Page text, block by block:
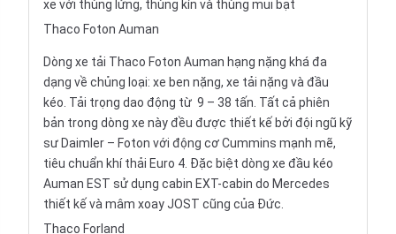
xe với thùng lửng, thùng kín và thùng mui bạt
Thaco Foton Auman
Dòng xe tải Thaco Foton Auman hạng nặng khá đa
dạng về chủng loại: xe ben nặng, xe tải nặng và đầu
kéo. Tải trọng dao động từ 9 – 38 tấn. Tất cả phiên
bản trong dòng xe này đều được thiết kế bởi đội ngũ kỹ
sư Daimler – Foton với động cơ Cummins mạnh mẽ,
tiêu chuẩn khí thải Euro 4. Đặc biệt dòng xe đầu kéo
Auman EST sử dụng cabin EXT-cabin do Mercedes
thiết kế và mâm xoay JOST cũng của Đức.
Thaco Forland